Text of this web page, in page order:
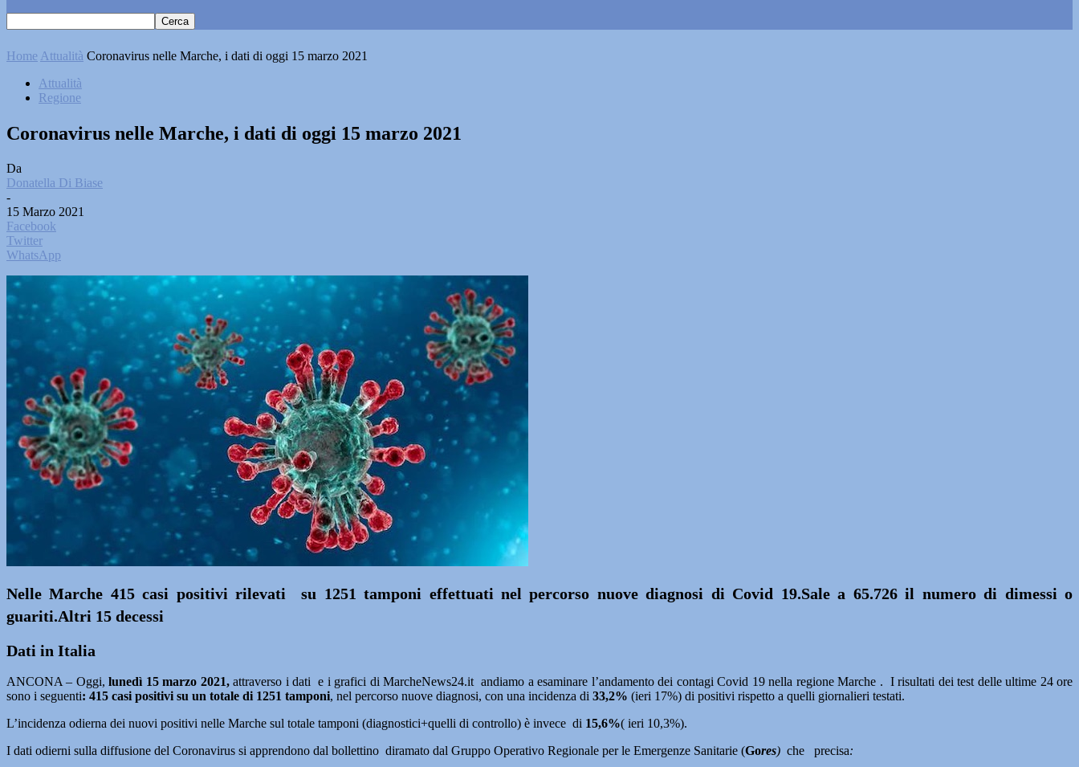
Home Attualità Coronavirus nelle Marche, i dati di oggi 15 marzo 2021
Attualità
Regione
Coronavirus nelle Marche, i dati di oggi 15 marzo 2021
Da
Donatella Di Biase
-
15 Marzo 2021
Facebook
Twitter
WhatsApp
Nelle Marche 415 casi positivi rilevati su 1251 tamponi effettuati nel percorso nuove diagnosi di Covid 19.Sale a 65.726 il numero di dimessi o
guariti.Altri 15 decessi
Dati in Italia
ANCONA – Oggi,lunedì 15 marzo 2021,attraverso i dati e i grafici di MarcheNews24.it andiamo a esaminare l’andamento dei contagi Covid 19 nella regione Marche . I risultati dei test delle ultime 24 ore
sono i seguenti: 415 casi positivi su un totale di 1251 tamponi, nel percorso nuove diagnosi, con una incidenza di 33,2% (ieri 17%) di positivi rispetto a quelli giornalieri testati.
L’incidenza odierna dei nuovi positivi nelle Marche sul totale tamponi (diagnostici+quelli di controllo) è invece di 15,6%( ieri 10,3%).
I dati odierni sulla diffusione del Coronavirus si apprendono dal bollettino diramato dal Gruppo Operativo Regionale per le Emergenze Sanitarie (Gores) che precisa: